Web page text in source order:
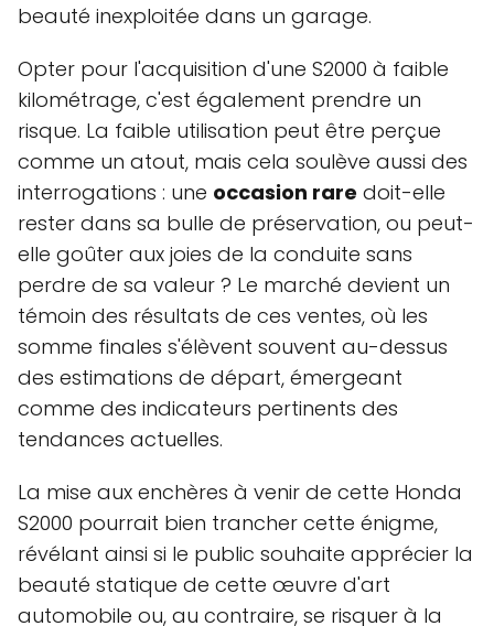
beauté inexploitée dans un garage.
Opter pour l'acquisition d'une S2000 à faible
kilométrage, c'est également prendre un
risque. La faible utilisation peut être perçue
comme un atout, mais cela soulève aussi des
interrogations : une occasion rare doit-elle
rester dans sa bulle de préservation, ou peut-
elle goûter aux joies de la conduite sans
perdre de sa valeur ? Le marché devient un
témoin des résultats de ces ventes, où les
somme finales s'élèvent souvent au-dessus
des estimations de départ, émergeant
comme des indicateurs pertinents des
tendances actuelles.
La mise aux enchères à venir de cette Honda
S2000 pourrait bien trancher cette énigme,
révélant ainsi si le public souhaite apprécier la
beauté statique de cette œuvre d'art
automobile ou, au contraire, se risquer à la